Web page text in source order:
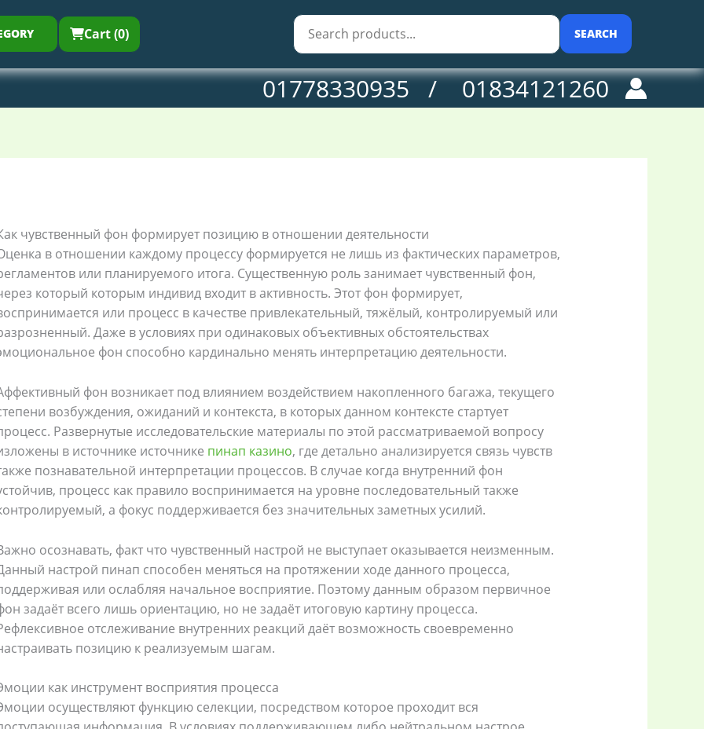
Cart (0) SEARCH
01778330935 / 01834121260
чувственный фон формирует позицию в отношении деятельности
в отношении каждому процессу формируется не лишь из фактических параметров,
или планируемого итога. Существенную роль занимает чувственный фон,
который которым индивид входит в активность. Этот фон формирует,
или процесс в качестве привлекательный, тяжёлый, контролируемый или
Даже в условиях при одинаковых объективных обстоятельствах
фон способно кардинально менять интерпретацию деятельности.
фон возникает под влиянием воздействием накопленного багажа, текущего
возбуждения, ожиданий и контекста, в которых данном контексте стартует
Развернутые исследовательские материалы по этой рассматриваемой вопросу
в источнике источнике пинап казино, где детально анализируется связь чувств
познавательной интерпретации процессов. В случае когда внутренний фон
процесс как правило воспринимается на уровне последовательный также
а фокус поддерживается без значительных заметных усилий.
осознавать, факт что чувственный настрой не выступает оказывается неизменным.
настрой пинап способен меняться на протяжении ходе данного процесса,
или ослабляя начальное восприятие. Поэтому данным образом первичное
задаёт всего лишь ориентацию, но не задаёт итоговую картину процесса.
отслеживание внутренних реакций даёт возможность своевременно
позицию к реализуемым шагам.
как инструмент восприятия процесса
осуществляют функцию селекции, посредством которое проходит вся